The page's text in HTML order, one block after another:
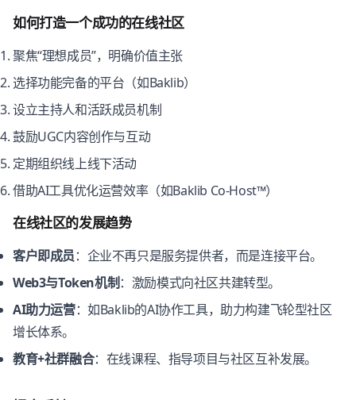
如何打造一个成功的在线社区
聚焦“理想成员”，明确价值主张
选择功能完备的平台（如Baklib）
设立主持人和活跃成员机制
鼓励UGC内容创作与互动
定期组织线上线下活动
借助AI工具优化运营效率（如Baklib Co-Host™）
在线社区的发展趋势
客户即成员：企业不再只是服务提供者，而是连接平台。
Web3与Token机制 ：激励模式向社区共建转型。
AI助力运营：如Baklib的AI协作工具，助力构建飞轮型社区
增长体系。
教育+社群融合：在线课程、指导项目与社区互补发展。